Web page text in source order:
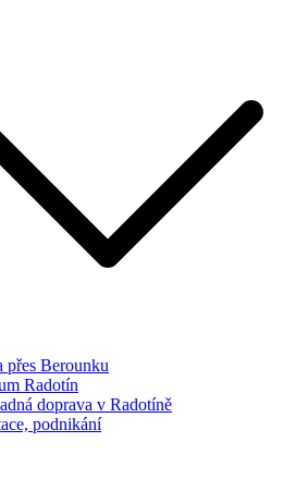
přes Berounku
Radotín
doprava v Radotíně
podnikání